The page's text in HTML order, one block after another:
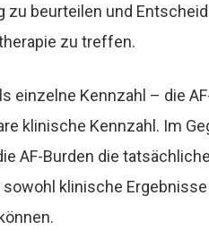
zu beurteilen und
zu treffen.
einzelne Kennzahl – die
klinische Kennzahl. Im
AF-Burden die
klinische